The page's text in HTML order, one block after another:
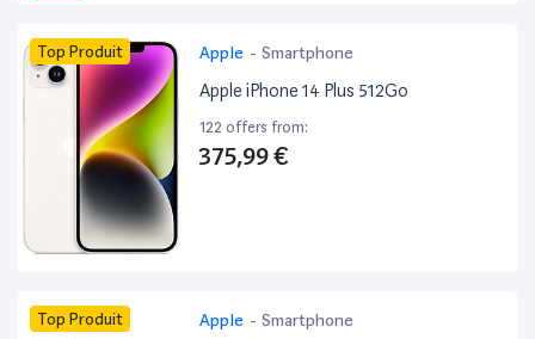
Top Produit Apple - Smartphone
Apple iPhone 14 Plus 512Go
122 offers from:
375,99 €
Top Produit Apple - Smartphone